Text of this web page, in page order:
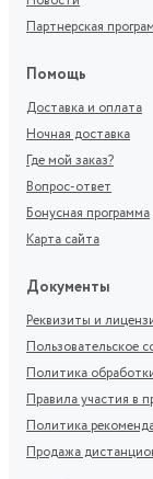
Партнерская
Помощь
Доставка и оплата
Ночная доставка
Где мой заказ?
Вопрос-ответ
Бонусная программа
Карта сайта
Документы
Реквизиты и
Пользовательское
Политика
Правила участия в
Политика
Продажа